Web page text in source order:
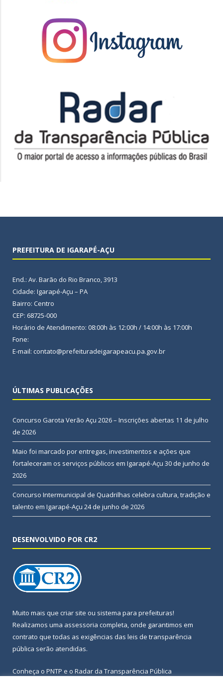
PREFEITURA DE IGARAPÉ-AÇU
End.: Av. Barão do Rio Branco, 3913
Cidade: Igarapé-Açu – PA
Bairro: Centro
CEP: 68725-000
Horário de Atendimento: 08:00h às 12:00h / 14:00h às 17:00h
Fone:
E-mail: contato@prefeituradeigarapeacu.pa.gov.br
ÚLTIMAS PUBLICAÇÕES
Concurso Garota Verão Açu 2026 – Inscrições abertas 11 de julho
de 2026
Maio foi marcado por entregas, investimentos e ações que
fortaleceram os serviços públicos em Igarapé-Açu 30 de junho de
2026
Concurso Intermunicipal de Quadrilhas celebra cultura, tradição e
talento em Igarapé-Açu 24 de junho de 2026
DESENVOLVIDO POR CR2
Muito mais que criar site ou sistema para prefeituras!
Realizamos uma assessoria completa, onde garantimos em
contrato que todas as exigências das leis de transparência
pública serão atendidas.
Conheça o PNTP e o Radar da Transparência Pública